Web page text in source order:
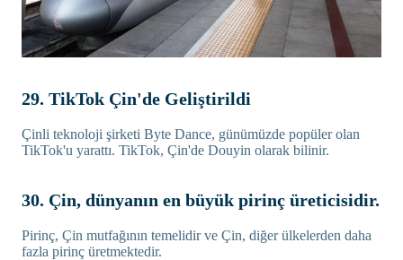
29. TikTok Çin'de Geliştirildi
Çinli teknoloji şirketi Byte Dance, günümüzde popüler olan
TikTok'u yarattı. TikTok, Çin'de Douyin olarak bilinir.
30. Çin, dünyanın en büyük pirinç üreticisidir.
Pirinç, Çin mutfağının temelidir ve Çin, diğer ülkelerden daha
fazla pirinç üretmektedir.